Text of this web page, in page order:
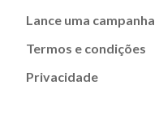
Lance uma campanha
Termos e condições
Privacidade